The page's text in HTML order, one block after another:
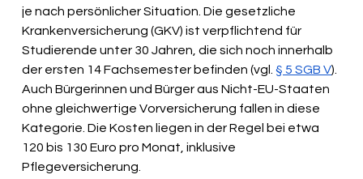
je nach persönlicher Situation. Die gesetzliche
Krankenversicherung (GKV) ist verpflichtend für
Studierende unter 30 Jahren, die sich noch innerhalb
der ersten 14 Fachsemester befinden (vgl. § 5 SGB V).
Auch Bürgerinnen und Bürger aus Nicht-EU-Staaten
ohne gleichwertige Vorversicherung fallen in diese
Kategorie. Die Kosten liegen in der Regel bei etwa
120 bis 130 Euro pro Monat, inklusive
Pflegeversicherung.